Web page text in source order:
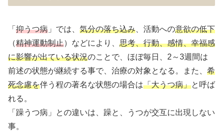
「 抑うつ病 」では、 気分の落ち込み 、活動への意欲の低下
（精神運動制止）などにより、 思考、行動、感情、幸福感
に影響が出ている状況のことで、ほぼ毎日、2～3週間は
前述の状態が継続する事で、治療の対象となる。また、 希
死念慮を伴う程の著名な状態の場合は「大うつ病」と呼ば
れる。
「躁うつ病」との違いは、躁と、うつが交互に出現しない
事。